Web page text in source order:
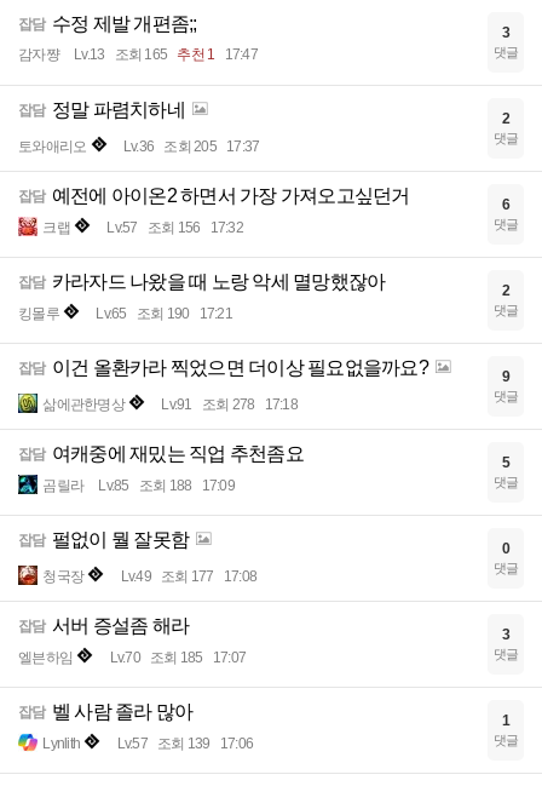
잡담 수정 제발 개편좀;;
감자쨩 Lv.13 조회 165 추천 1 17:47
3
댓글
잡담 정말 파렴치하네
토와애리오 Lv.36 조회 205 17:37
2
댓글
잡담 예전에 아이온2 하면서 가장 가져오고싶던거
크랩 Lv.57 조회 156 17:32
6
댓글
잡담 카라자드 나왔을 때 노랑 악세 멸망했잖아
킹몰루 Lv.65 조회 190 17:21
2
댓글
잡담 이건 올환카라 찍었으면 더이상 필요없을까요?
삶에관한명상 Lv.91 조회 278 17:18
9
댓글
잡담 여캐중에 재밌는 직업 추천좀요
곰릴라 Lv.85 조회 188 17:09
5
댓글
잡담 펄없이 뭘 잘못함
청국장 Lv.49 조회 177 17:08
0
댓글
잡담 서버 증설좀 해라
엘븐하임 Lv.70 조회 185 17:07
3
댓글
잡담 벨 사람 졸라 많아
Lynlith Lv.57 조회 139 17:06
1
댓글